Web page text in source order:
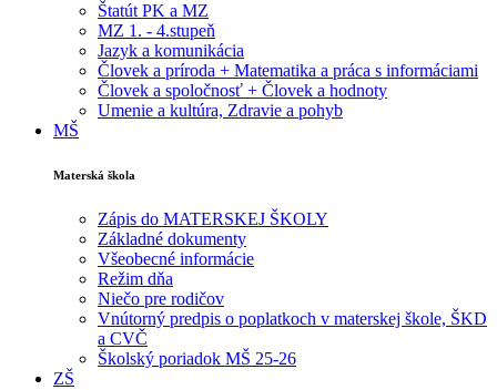
Štatút PK a MZ
MZ 1. - 4.stupeň
Jazyk a komunikácia
Človek a príroda + Matematika a práca s informáciami
Človek a spoločnosť + Človek a hodnoty
Umenie a kultúra, Zdravie a pohyb
MŠ
Materská škola
Zápis do MATERSKEJ ŠKOLY
Základné dokumenty
Všeobecné informácie
Režim dňa
Niečo pre rodičov
Vnútorný predpis o poplatkoch v materskej škole, ŠKD
a CVČ
Školský poriadok MŠ 25-26
ZŠ